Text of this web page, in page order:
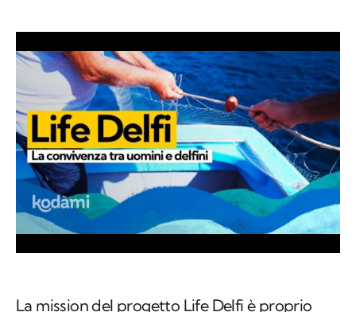
La mission del progetto Life Delfi è proprio